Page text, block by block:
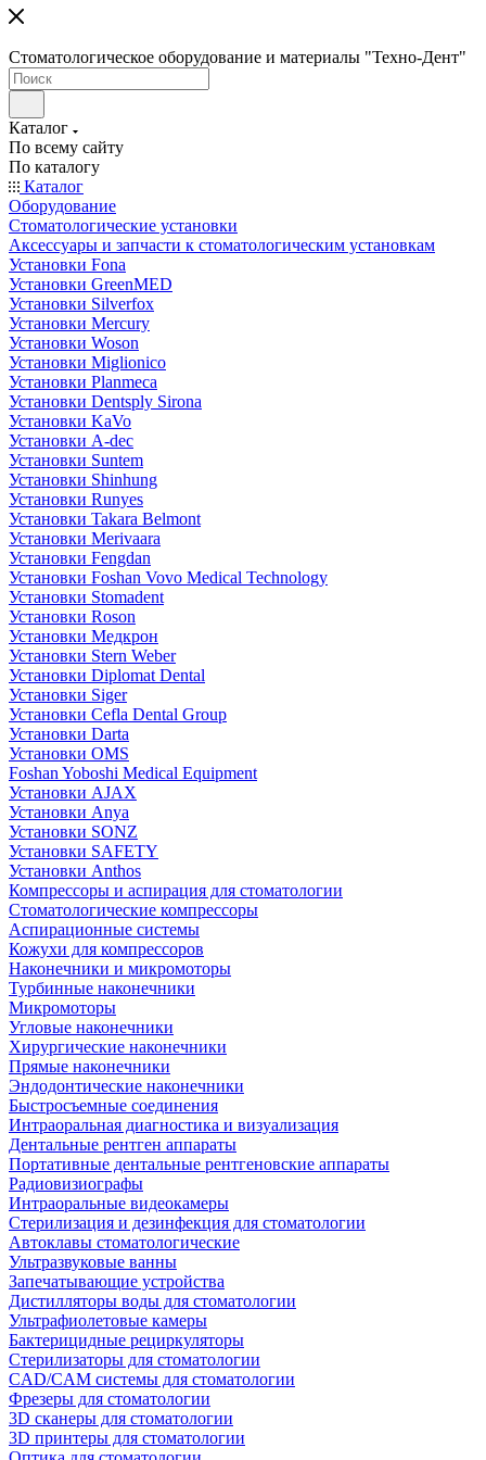
Стоматологическое оборудование и материалы "Техно-Дент"
Каталог
По всему сайту
По каталогу
Каталог
Оборудование
Стоматологические установки
Аксессуары и запчасти к стоматологическим установкам
Установки Fona
Установки GreenMED
Установки Silverfox
Установки Mercury
Установки Woson
Установки Miglionico
Установки Planmeca
Установки Dentsply Sirona
Установки KaVo
Установки A-dec
Установки Suntem
Установки Shinhung
Установки Runyes
Установки Takara Belmont
Установки Merivaara
Установки Fengdan
Установки Foshan Vovo Medical Technology
Установки Stomadent
Установки Roson
Установки Медкрон
Установки Stern Weber
Установки Diplomat Dental
Установки Siger
Установки Cefla Dental Group
Установки Darta
Установки OMS
Foshan Yoboshi Medical Equipment
Установки AJAX
Установки Anya
Установки SONZ
Установки SAFETY
Установки Anthos
Компрессоры и аспирация для стоматологии
Стоматологические компрессоры
Аспирационные системы
Кожухи для компрессоров
Наконечники и микромоторы
Турбинные наконечники
Микромоторы
Угловые наконечники
Хирургические наконечники
Прямые наконечники
Эндодонтические наконечники
Быстросъемные соединения
Интраоральная диагностика и визуализация
Дентальные рентген аппараты
Портативные дентальные рентгеновские аппараты
Радиовизиографы
Интраоральные видеокамеры
Стерилизация и дезинфекция для стоматологии
Автоклавы стоматологические
Ультразвуковые ванны
Запечатывающие устройства
Дистилляторы воды для стоматологии
Ультрафиолетовые камеры
Бактерицидные рециркуляторы
Стерилизаторы для стоматологии
CAD/CAM системы для стоматологии
Фрезеры для стоматологии
3D cканеры для стоматологии
3D принтеры для стоматологии